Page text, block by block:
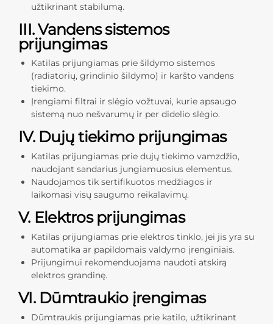
užtikrinant stabilumą.
III. Vandens sistemos
prijungimas
Katilas prijungiamas prie šildymo sistemos
(radiatorių, grindinio šildymo) ir karšto vandens
tiekimo.
Įrengiami filtrai ir slėgio vožtuvai, kurie apsaugo
sistemą nuo nešvarumų ir per didelio slėgio.
IV. Dujų tiekimo prijungimas
Katilas prijungiamas prie dujų tiekimo vamzdžio,
naudojant sandarius jungiamuosius elementus.
Naudojamos tik sertifikuotos medžiagos ir
laikomasi visų saugumo reikalavimų.
V. Elektros prijungimas
Katilas prijungiamas prie elektros tinklo, jei jis yra su
automatika ar papildomais valdymo įrenginiais.
Prijungimui rekomenduojama naudoti atskirą
elektros grandinę.
VI. Dūmtraukio įrengimas
Dūmtraukis prijungiamas prie katilo, užtikrinant